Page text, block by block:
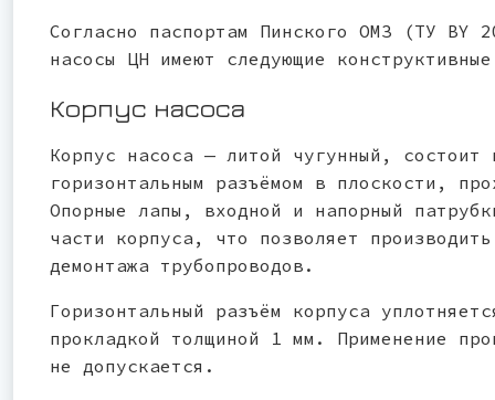
Согласно паспортам Пинского ОМЗ (ТУ BY
насосы ЦН имеют следующие
Корпус насоса
Корпус насоса — литой чугунный, состоит
горизонтальным разъёмом в плоскости,
Опорные лапы, входной и напорный
части корпуса, что позволяет
демонтажа трубопроводов.
Горизонтальный разъём корпуса
прокладкой толщиной 1 мм. Применение
не допускается.